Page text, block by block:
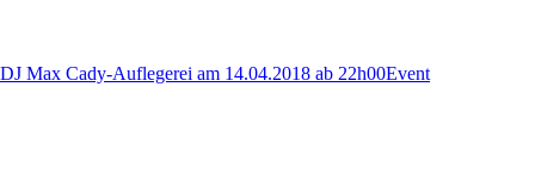
DJ Max Cady-Auflegerei am 14.04.2018 ab 22h00Event